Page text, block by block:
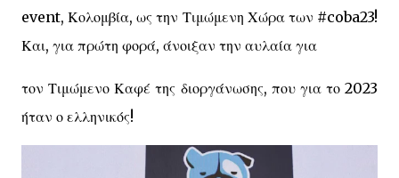
event, Κολομβία, ως την Τιμώμενη Χώρα των #coba23!
Και, για πρώτη φορά, άνοιξαν την αυλαία για
τον Τιμώμενο Καφέ της διοργάνωσης, που για το 2023
ήταν ο ελληνικός!